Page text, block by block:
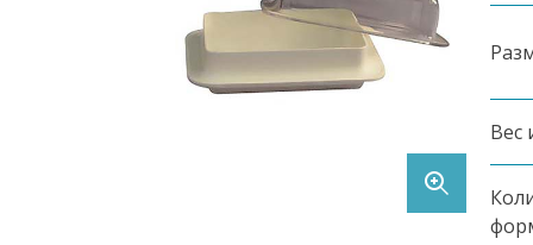
Наша продукция
Контакты
Вес